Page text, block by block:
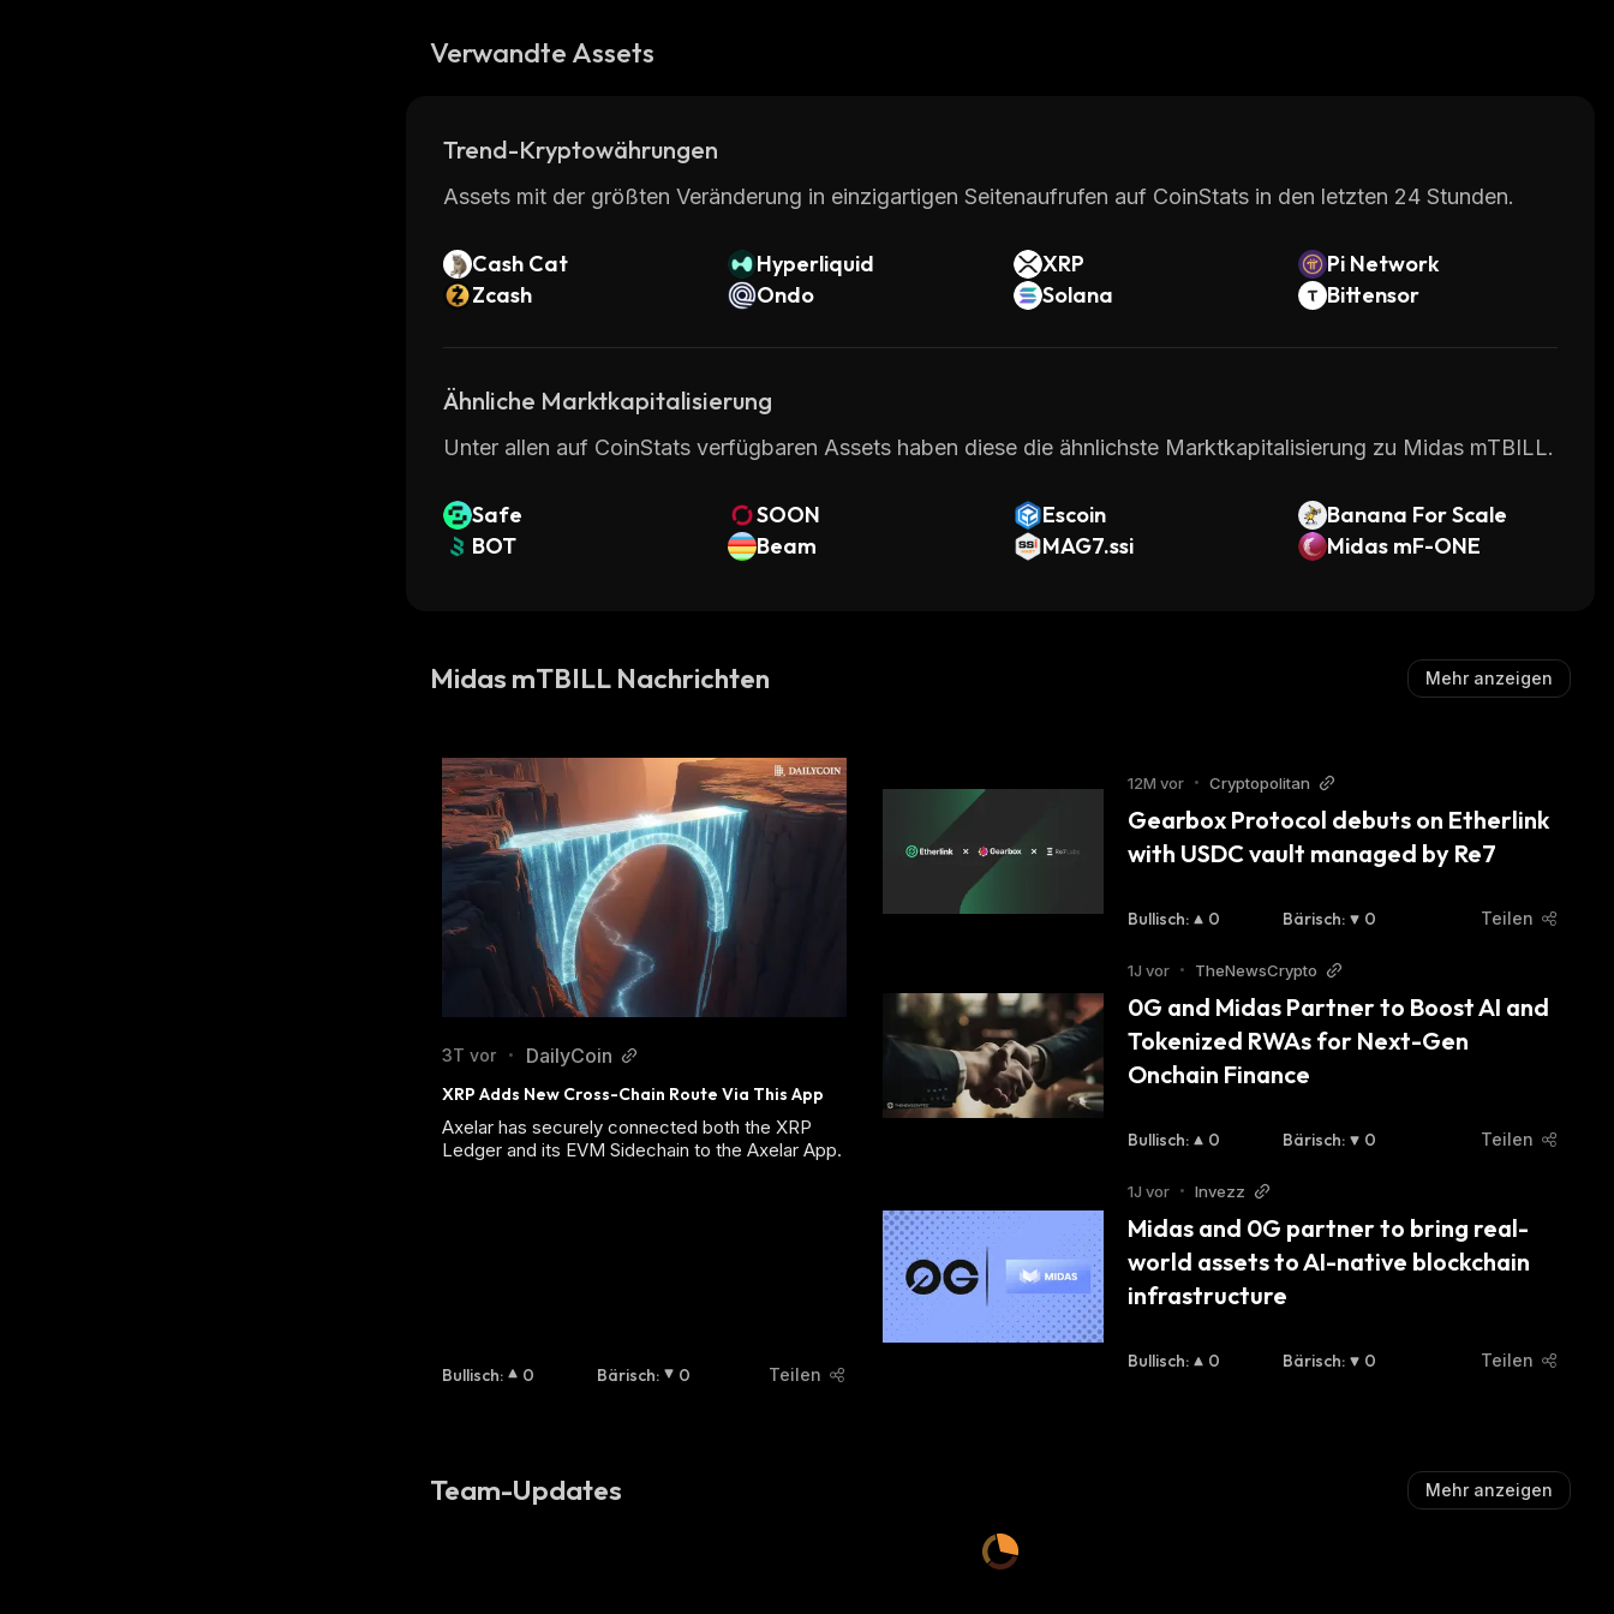
Verwandte Assets
Trend-Kryptowährungen
Assets mit der größten Veränderung in einzigartigen Seitenaufrufen auf CoinStats in den letzten 24 Stunden.
Cash Cat Hyperliquid XRP
Pi Network
Zcash
Ondo Solana Bittensor
Ähnliche Marktkapitalisierung
Unter allen auf CoinStats verfügbaren Assets haben diese die ähnlichste Marktkapitalisierung zu Midas mTBILL.
Safe SOON Escoin
Banana For Scale
BOT
Beam MAG7.ssi Midas mF-ONE
Midas mTBILL Nachrichten Mehr anzeigen
3T vor • DailyCoin
XRP Adds New Cross-Chain Route Via This App
Axelar has securely connected both the XRP
Ledger and its EVM Sidechain to the Axelar App.
Bullisch: 0 Bärisch: 0 Teilen
12M vor • Cryptopolitan
Gearbox Protocol debuts on Etherlink
with USDC vault managed by Re7
Bullisch: 0 Bärisch: 0 Teilen
1J vor • TheNewsCrypto
0G and Midas Partner to Boost AI and
Tokenized RWAs for Next-Gen
Onchain Finance
Bullisch: 0 Bärisch: 0 Teilen
1J vor • Invezz
Midas and 0G partner to bring real-
world assets to AI-native blockchain
infrastructure
Bullisch: 0 Bärisch: 0 Teilen
Team-Updates Mehr anzeigen